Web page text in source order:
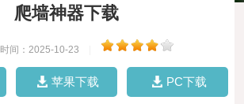
爬墙神器下载
时间：2025-10-23
苹果下载 PC下载